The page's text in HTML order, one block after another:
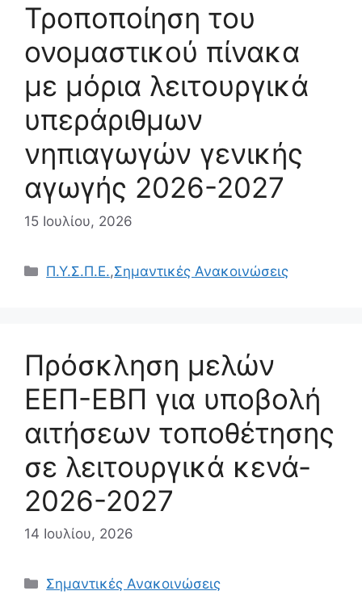
Τροποποίηση του
ονομαστικού πίνακα
με μόρια λειτουργικά
υπεράριθμων
νηπιαγωγών γενικής
αγωγής 2026-2027
15 Ιουλίου, 2026
Κατηγορίες
Π.Υ.Σ.Π.Ε.,Σημαντικές Ανακοινώσεις
Πρόσκληση μελών
ΕΕΠ-ΕΒΠ για υποβολή
αιτήσεων τοποθέτησης
σε λειτουργικά κενά-
2026-2027
14 Ιουλίου, 2026
Κατηγορίες
Σημαντικές Ανακοινώσεις